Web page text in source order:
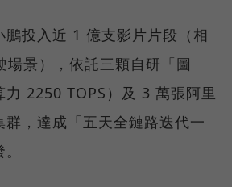
投入近 1 億支影片片段（相
景），依託三顆自研「圖
力 2250 TOPS）及 3 萬張阿里
群，達成「五天全鏈路迭代一